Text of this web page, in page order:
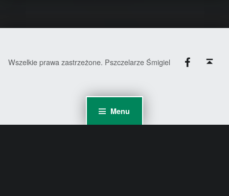
Menu
Wszelkie prawa zastrzeżone. Pszczelarze Śmigiel